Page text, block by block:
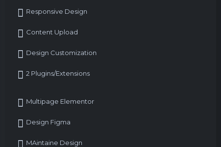
Responsive Design
Content Upload
Design Customization
2 Plugins/Extensions
Multipage Elementor
Design Figma
MAintaine Design